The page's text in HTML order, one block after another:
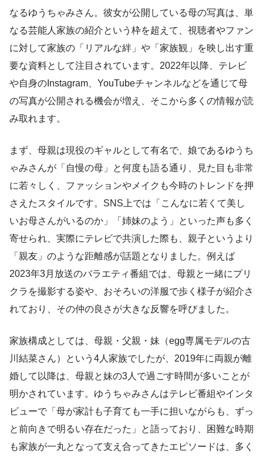
なるゆうちゃみさん。彼女が公開している母の写真は、単
なる芸能人家族の紹介という枠を超えて、視聴者やファン
に対して家族の「リアルな絆」や「家族観」を映し出す重
要な資料として注目されています。2022年以降、テレビ
や自身のInstagram、YouTubeチャンネルなどを通じて母
の写真が公開される機会が増え、そこから多くの情報が読
み取れます。
まず、母親は現役のギャルとして有名で、娘であるゆうち
ゃみさんが「自慢の母」と何度も語る通り、見た目も非常
に若々しく、ファッションやメイクも今時のトレンドを押
さえたスタイルです。SNS上では「こんなに若くて美し
いお母さんがいるのか」「姉妹のよう」といった声も多く
寄せられ、実際にテレビで共演した際も、親子というより
「親友」のような距離感が話題となりました。例えば
2023年3月放送のバラエティ番組では、母親と一緒にプリ
クラを撮影する姿や、おそろいの洋服で歩く様子が紹介さ
れており、その仲の良さが大きな反響を呼びました。
家族構成としては、母親・父親・妹（egg専属モデルの古
川結菜さん）という4人家族でしたが、2019年に両親が離
婚して以降は、母親と妹の3人で過ごす時間が多いことが
明かされています。ゆうちゃみさんはテレビ番組やインタ
ビューで「母が家計も子育ても一手に担いながらも、ずっ
と前向きで明るい存在だった」と語っており、困難な時期
も家族が一丸となって支え合ってきたエピソードは、多く